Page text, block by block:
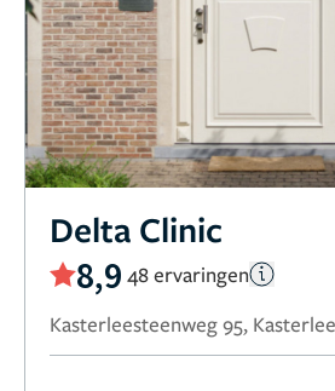
Delta Clinic
8,9 48 ervaringen
Kasterleesteenweg 95,